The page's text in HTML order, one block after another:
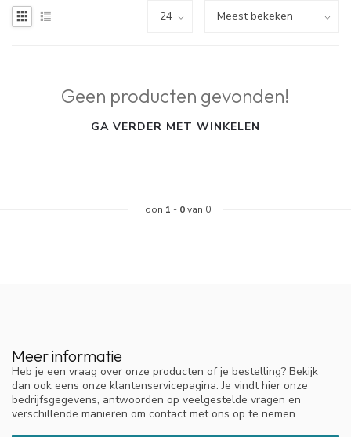
Geen producten gevonden!
GA VERDER MET WINKELEN
Toon 1 - 0van 0
Meer informatie
Heb je een vraag over onze producten of je bestelling? Bekijk
dan ook eens onze klantenservicepagina. Je vindt hier onze
bedrijfsgegevens, antwoorden op veelgestelde vragen en
verschillende manieren om contact met ons op te nemen.